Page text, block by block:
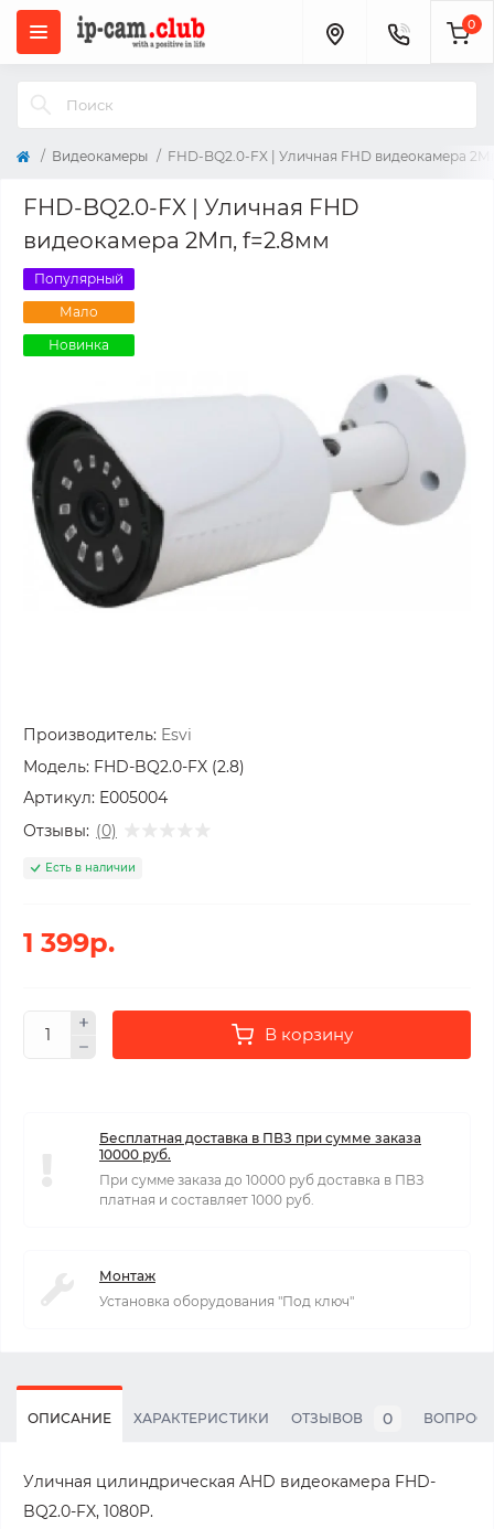
0
Видеокамеры FHD-BQ2.0-FX | Уличная FHD видеокамера
FHD-BQ2.0-FX | Уличная FHD
видеокамера 2Мп, f=2.8мм
Популярный
Мало
Новинка
Производитель: Esvi
Модель: FHD-BQ2.0-FX (2.8)
Артикул: E005004
Отзывы: (0)
Есть в наличии
1 399р.
В корзину
Бесплатная доставка в ПВЗ при сумме заказа
10000 руб.
При сумме заказа до 10000 руб доставка в ПВЗ
платная и составляет 1000 руб.
Монтаж
Установка оборудования "Под ключ"
ОПИСАНИЕ ХАРАКТЕРИСТИКИ ОТЗЫВОВ 0
Уличная цилиндрическая AHD видеокамера FHD-
BQ2.0-FX, 1080P.